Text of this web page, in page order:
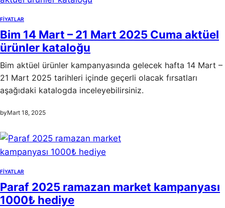
FIYATLAR
Bim 14 Mart – 21 Mart 2025 Cuma aktüel
ürünler kataloğu
Bim aktüel ürünler kampanyasında gelecek hafta 14 Mart –
21 Mart 2025 tarihleri içinde geçerli olacak fırsatları
aşağıdaki katalogda inceleyebilirsiniz.
byMart 18, 2025
FIYATLAR
Paraf 2025 ramazan market kampanyası
1000₺ hediye